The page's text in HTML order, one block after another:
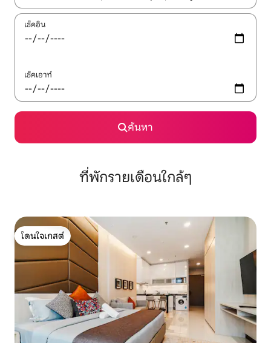
เช็คอิน
เช็คเอาท์
ค้นหา
ที่พักรายเดือนใกล้ๆ
โดนใจเกสต์
โดนใจเกสต์